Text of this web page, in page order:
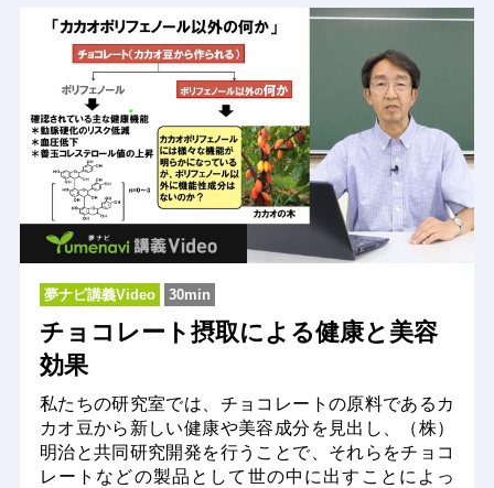
夢ナビ講義Video 30min
チョコレート摂取による健康と美容
効果
私たちの研究室では、チョコレートの原料であるカ
カオ豆から新しい健康や美容成分を見出し、（株）
明治と共同研究開発を行うことで、それらをチョコ
レートなどの製品として世の中に出すことによっ